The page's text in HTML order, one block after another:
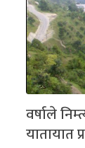
वर्षाले
यातायात